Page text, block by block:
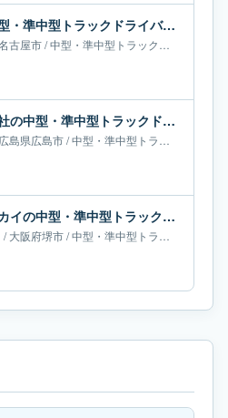
三和物産株式会社の中型・準中型トラックドライバー求人｜愛知県名古屋市｜月給20万-26万円
古屋市/中型・準中型トラックドライバー
トナミ運輸中国株式会社の中型・準中型トラックドライバー求人｜広島県広島市｜月給36万-64万円
広島県広島市/中型・準中型トラックドライバー
株式会社ロジックナンカイの中型・準中型トラックドライバー求人｜大阪府堺市｜月給66万円
/大阪府堺市/中型・準中型トラックドライバー